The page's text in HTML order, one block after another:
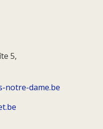
5,
notre-dame.be